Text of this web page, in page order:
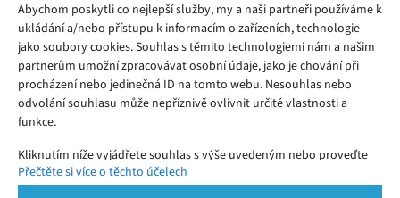
Abychom poskytli co nejlepší služby, my a naši partneři používáme k
ukládání a/nebo přístupu k informacím o zařízeních, technologie
jako soubory cookies. Souhlas s těmito technologiemi nám a našim
partnerům umožní zpracovávat osobní údaje, jako je chování při
procházení nebo jedinečná ID na tomto webu. Nesouhlas nebo
odvolání souhlasu může nepříznivě ovlivnit určité vlastnosti a
funkce.
Kliknutím níže vyjádřete souhlas s výše uvedeným nebo proveďte
podrobnější rozhodnutí. Vaše volby budou použity pouze na tomto
Přečtěte si více o těchto účelech